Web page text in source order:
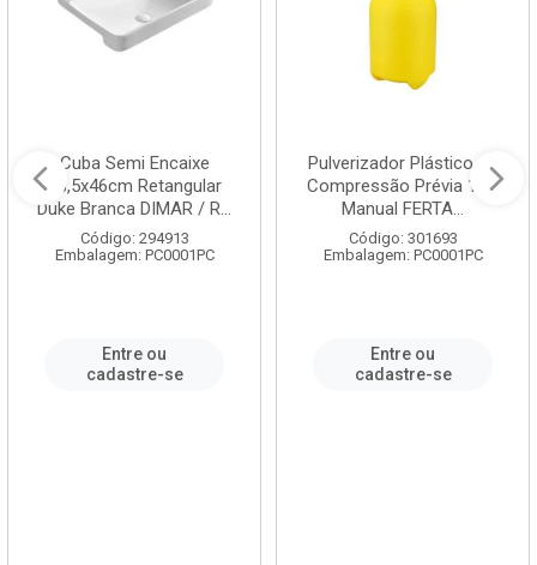
Cuba Semi Encaixe
58,5x46cm Retangular
Duke Branca DIMAR / R...
Código: 294913
Embalagem: PC0001PC
Entre ou
cadastre-se
Pulverizador Plástico de
Compressão Prévia 1,5L
Manual FERTA...
Código: 301693
Embalagem: PC0001PC
Entre ou
cadastre-se